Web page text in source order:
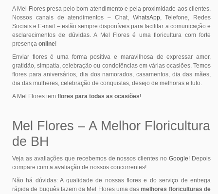
A Mel Flores presa pelo bom atendimento e pela proximidade aos clientes.
Nossos canais de atendimentos – Chat, WhatsApp, Telefone, Redes
Sociais e E-mail – estão sempre disponíveis para facilitar a comunicação e
esclarecimentos de dúvidas. A Mel Flores é uma floricultura com forte
presença online!
Enviar flores é uma forma positiva e maravilhosa de expressar amor,
gratidão, simpatia, celebração ou condolências em várias ocasiões. Temos
flores para aniversários, dia dos namorados, casamentos, dia das mães,
dia das mulheres, celebração de conquistas, desejo de melhoras e luto.
A Mel Flores tem flores para todas as ocasiões!
Mel Flores – A Melhor Floricultura
de BH
Veja as avaliações que recebemos de nossos clientes noGoogle! Depois
compare com a avaliação de nossos concorrentes!
Não há dúvidas: A qualidade de nossas flores e do serviço de entrega
rápida de buquês fazem da Mel Flores uma dasmelhores floriculturas de